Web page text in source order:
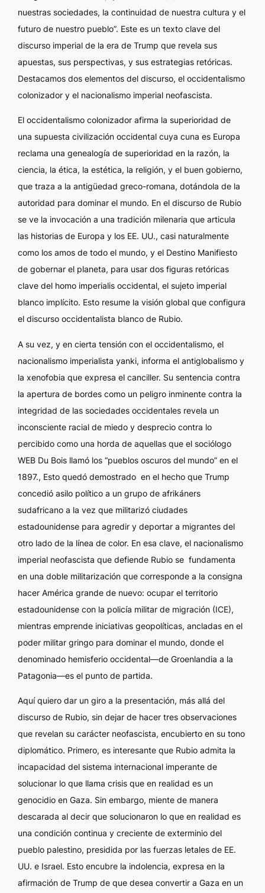
nuestras sociedades, la continuidad de nuestra cultura y el
futuro de nuestro pueblo”. Este es un texto clave del
discurso imperial de la era de Trump que revela sus
apuestas, sus perspectivas, y sus estrategias retóricas.
Destacamos dos elementos del discurso, el occidentalismo
colonizador y el nacionalismo imperial neofascista.
El occidentalismo colonizador afirma la superioridad de
una supuesta civilización occidental cuya cuna es Europa
reclama una genealogía de superioridad en la razón, la
ciencia, la ética, la estética, la religión, y el buen gobierno,
que traza a la antigüedad greco-romana, dotándola de la
autoridad para dominar el mundo. En el discurso de Rubio
se ve la invocación a una tradición milenaria que articula
las historias de Europa y los EE. UU., casi naturalmente
como los amos de todo el mundo, y el Destino Manifiesto
de gobernar el planeta, para usar dos figuras retóricas
clave del homo imperialis occidental, el sujeto imperial
blanco implícito. Esto resume la visión global que configura
el discurso occidentalista blanco de Rubio.
A su vez, y en cierta tensión con el occidentalismo, el
nacionalismo imperialista yanki, informa el antiglobalismo y
la xenofobia que expresa el canciller. Su sentencia contra
la apertura de bordes como un peligro inminente contra la
integridad de las sociedades occidentales revela un
inconsciente racial de miedo y desprecio contra lo
percibido como una horda de aquellas que el sociólogo
WEB Du Bois llamó los “pueblos oscuros del mundo” en el
1897., Esto quedó demostrado en el hecho que Trump
concedió asilo político a un grupo de afrikáners
sudafricano a la vez que militarizó ciudades
estadounidense para agredir y deportar a migrantes del
otro lado de la línea de color. En esa clave, el nacionalismo
imperial neofascista que defiende Rubio se fundamenta
en una doble militarización que corresponde a la consigna
hacer América grande de nuevo: ocupar el territorio
estadounidense con la policía militar de migración (ICE),
mientras emprende iniciativas geopolíticas, ancladas en el
poder militar gringo para dominar el mundo, donde el
denominado hemisferio occidental—de Groenlandia a la
Patagonia—es el punto de partida.
Aquí quiero dar un giro a la presentación, más allá del
discurso de Rubio, sin dejar de hacer tres observaciones
que revelan su carácter neofascista, encubierto en su tono
diplomático. Primero, es interesante que Rubio admita la
incapacidad del sistema internacional imperante de
solucionar lo que llama crisis que en realidad es un
genocidio en Gaza. Sin embargo, miente de manera
descarada al decir que solucionaron lo que en realidad es
una condición continua y creciente de exterminio del
pueblo palestino, presidida por las fuerzas letales de EE.
UU. e Israel. Esto encubre la indolencia, expresa en la
afirmación de Trump de que desea convertir a Gaza en un